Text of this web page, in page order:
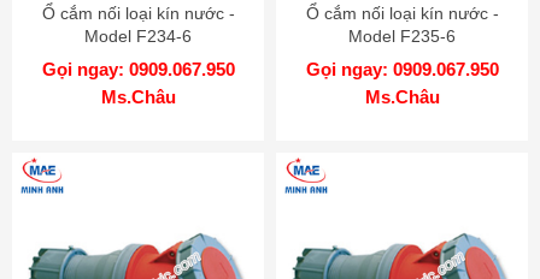
Ổ cắm nối loại kín nước -
Model F234-6
Gọi ngay: 0909.067.950
Ms.Châu
Ổ cắm nối loại kín nước -
Model F235-6
Gọi ngay: 0909.067.950
Ms.Châu